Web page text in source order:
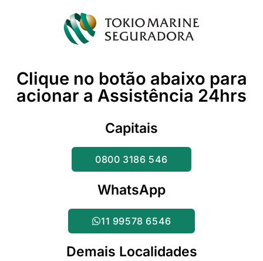
Clique no botão abaixo para
acionar a Assistência 24hrs
Capitais
0800 3186 546
WhatsApp
11 99578 6546
Demais Localidades